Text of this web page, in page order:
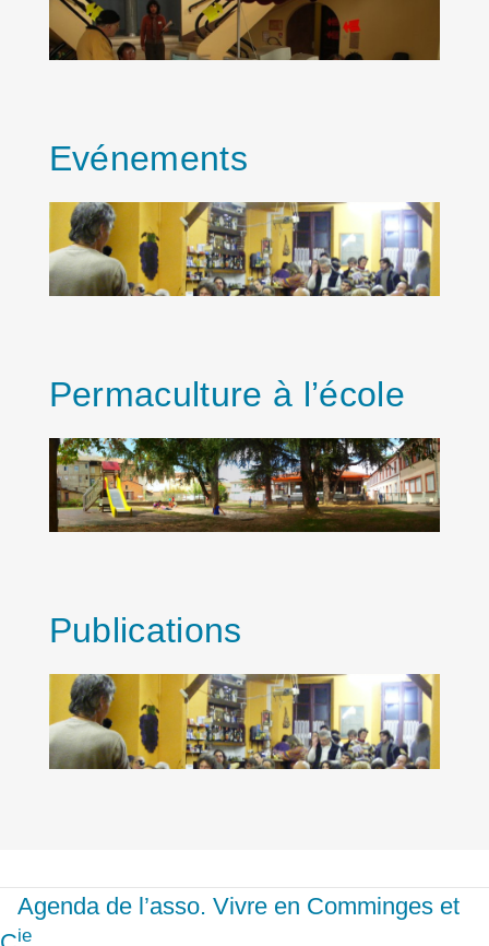
Evénements
Permaculture à l’école
Publications
Agenda de l’asso. Vivre en Comminges et
ie